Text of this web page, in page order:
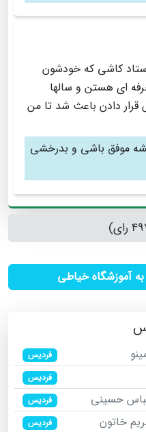
کاشی که خودشون
ای هستن و سالها
قرار دادن باعث شد تا من
موفق باشی و بدرخشی
آموزشگاه خیاطی
فردیس
فردیس
حسینی فردیس
خاتون فردیس